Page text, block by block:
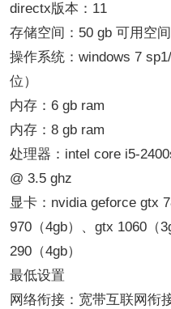
directx版本：11
存储空间：50 gb 可用空间
操作系统：windows 7
位）
内存：6 gb ram
内存：8 gb ram
处理器：intel core i5-
@ 3.5 ghz
显卡：nvidia geforce gtx
970（4gb）、gtx 1060（
290（4gb）
最低设置
网络衔接：宽带互联网衔